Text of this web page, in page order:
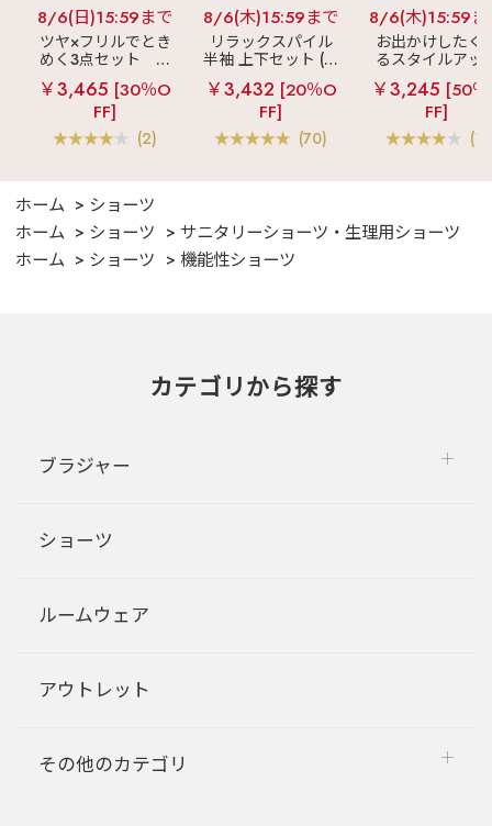
8/6(日)15:59まで
ツヤ×フリルでとき
めく3点セット
シ
ルキー ショートパ
ンツ 3点セット
￥3,465 [30％O
FF]
(2)
8/6(木)15:59まで
リラックスパイル
半袖 上下セット (男
女兼用サイズ)
￥3,432 [20％O
FF]
(70)
8/6(木)15:59ま
お出かけしたく
るスタイルアッ
見え
ストライ
フリル ロングパ
ツ 綿混 上下セ
￥3,245 [50
FF]
(1)
ホーム
ショーツ
ホーム
ショーツ
サニタリーショーツ・生理用ショーツ
ホーム
ショーツ 機能性ショーツ
カテゴリから探す
ブラジャー
ショーツ
ルームウェア
アウトレット
その他のカテゴリ